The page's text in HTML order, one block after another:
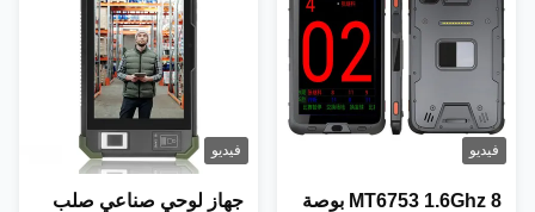
فيديو
MT6753 1.6Ghz 8 بوصة
فيديو
جهاز لوحي صناعي صلب